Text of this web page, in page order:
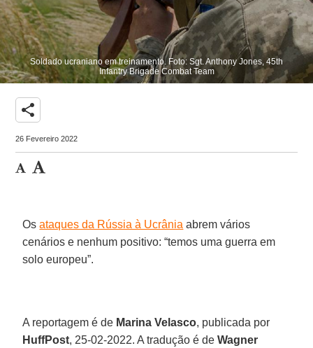
Soldado ucraniano em treinamento. Foto: Sgt. Anthony Jones, 45th
Infantry Brigade Combat Team
share
26 Fevereiro 2022
Osataques da Rússia à Ucrânia abrem vários
cenários e nenhum positivo: “temos uma guerra em
solo europeu”.
A reportagem é de Marina Velasco, publicada por
HuffPost, 25-02-2022. A tradução é de Wagner